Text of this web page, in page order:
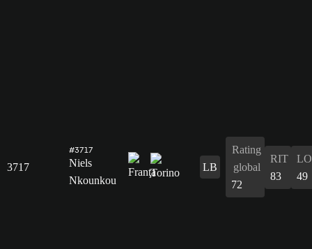
3717
#3717
Niels
Nkounkou
LB
Rating
global
72
RIT
83
49